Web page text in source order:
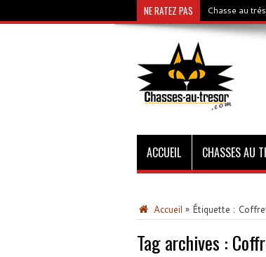
NE RATEZ PAS Chasse au
ACCUEIL CHASSES AU
Accueil » Étiquette :
Tag archives :